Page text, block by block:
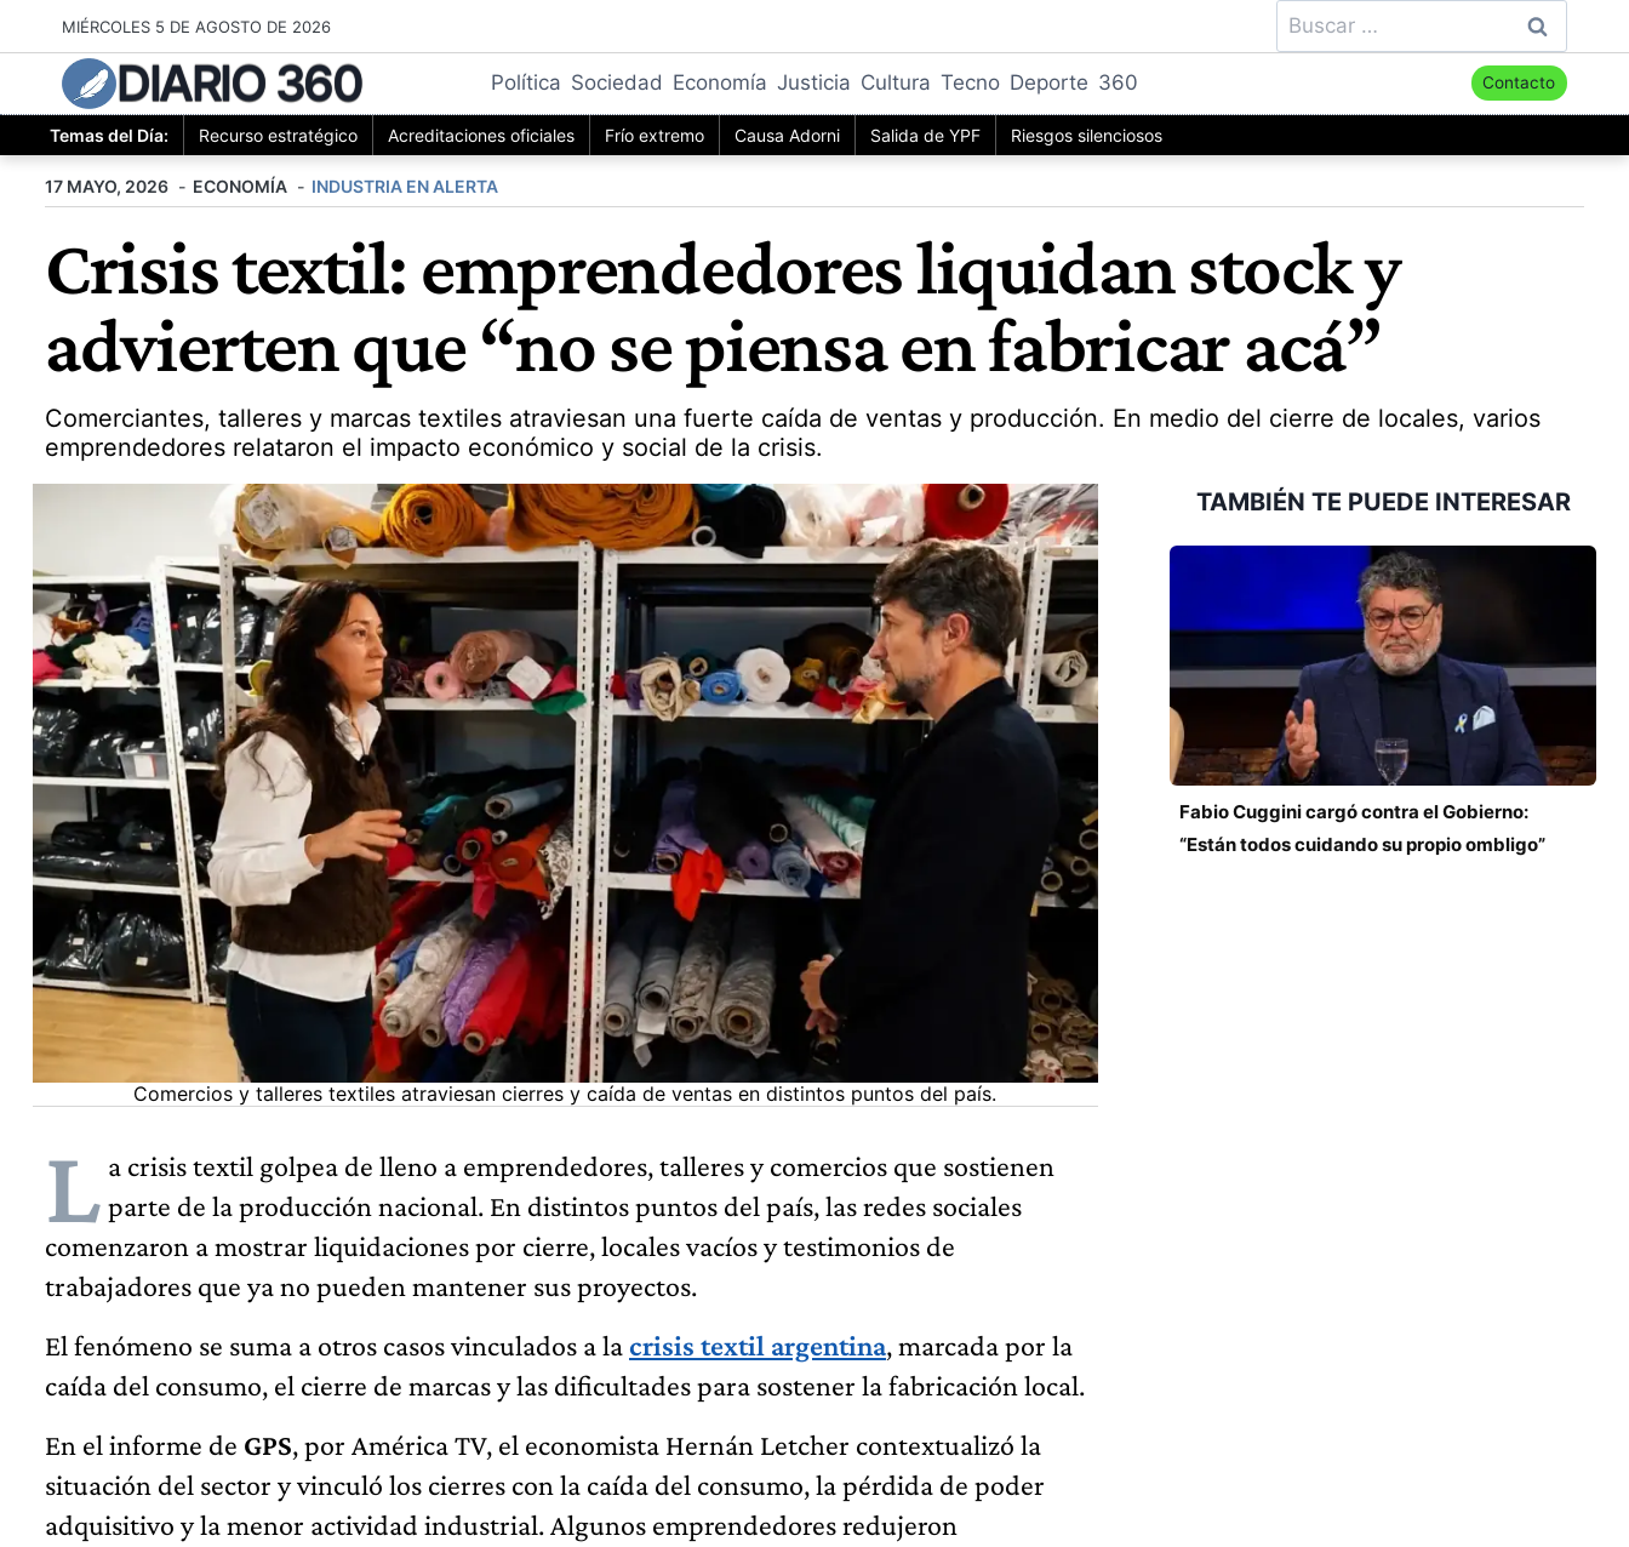
al
contenido
MIÉRCOLES 5 DE AGOSTO DE 2026 Buscar:
DIARIO 360 Política Sociedad Economía Justicia Cultura Tecno Deporte 360 Contacto
Temas del Día: Recurso estratégico Acreditaciones oficiales Frío extremo Causa Adorni Salida de YPF Riesgos silenciosos
17 MAYO, 2026 ECONOMÍA INDUSTRIA EN ALERTA
Crisis textil: emprendedores liquidan stock y
advierten que “no se piensa en fabricar acá”
Comerciantes, talleres y marcas textiles atraviesan una fuerte caída de ventas y producción. En medio del cierre de locales, varios
emprendedores relataron el impacto económico y social de la crisis.
Comercios y talleres textiles atraviesan cierres y caída de ventas en distintos puntos del país.
L a crisis textil golpea de lleno a emprendedores, talleres y comercios que sostienen
parte de la producción nacional. En distintos puntos del país, las redes sociales
comenzaron a mostrar liquidaciones por cierre, locales vacíos y testimonios de
trabajadores que ya no pueden mantener sus proyectos.
El fenómeno se suma a otros casos vinculados a lacrisis textil argentina, marcada por la
caída del consumo, el cierre de marcas y las dificultades para sostener la fabricación local.
En el informe de GPS, por América TV, el economista Hernán Letcher contextualizó la
situación del sector y vinculó los cierres con la caída del consumo, la pérdida de poder
adquisitivo y la menor actividad industrial. Algunos emprendedores redujeron
TAMBIÉN TE PUEDE INTERESAR
Fabio Cuggini cargó contra el Gobierno:
“Están todos cuidando su propio ombligo”